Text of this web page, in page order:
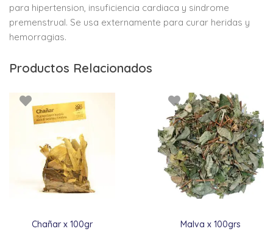
para hipertension, insuficiencia cardiaca y sindrome
premenstrual. Se usa externamente para curar heridas y
hemorragias.
Productos Relacionados
Chañar x 100gr Malva x 100grs